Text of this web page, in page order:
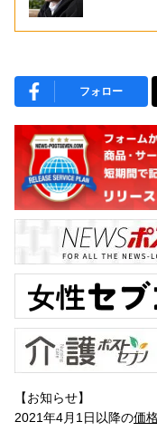
フォロー
【お知らせ】
2021年4月1日以降の価